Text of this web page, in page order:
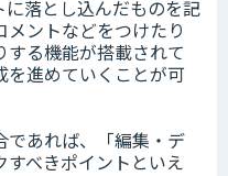
落とし込んだものを記
ントなどをつけたり
る機能が搭載されて
を進めていくことが可
であれば、「編集・デ
べきポイントといえ